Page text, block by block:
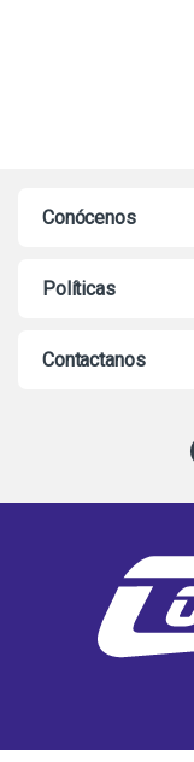
Conócenos
Políticas
Contactanos